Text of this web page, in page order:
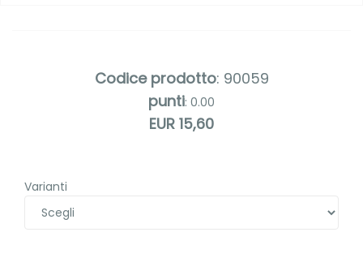
Codice prodotto: 90059
punti: 0.00
EUR 15,60
Varianti